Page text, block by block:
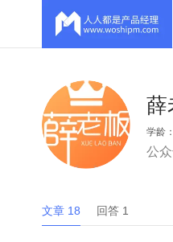
薛
学龄
公
文章 18 回答 1